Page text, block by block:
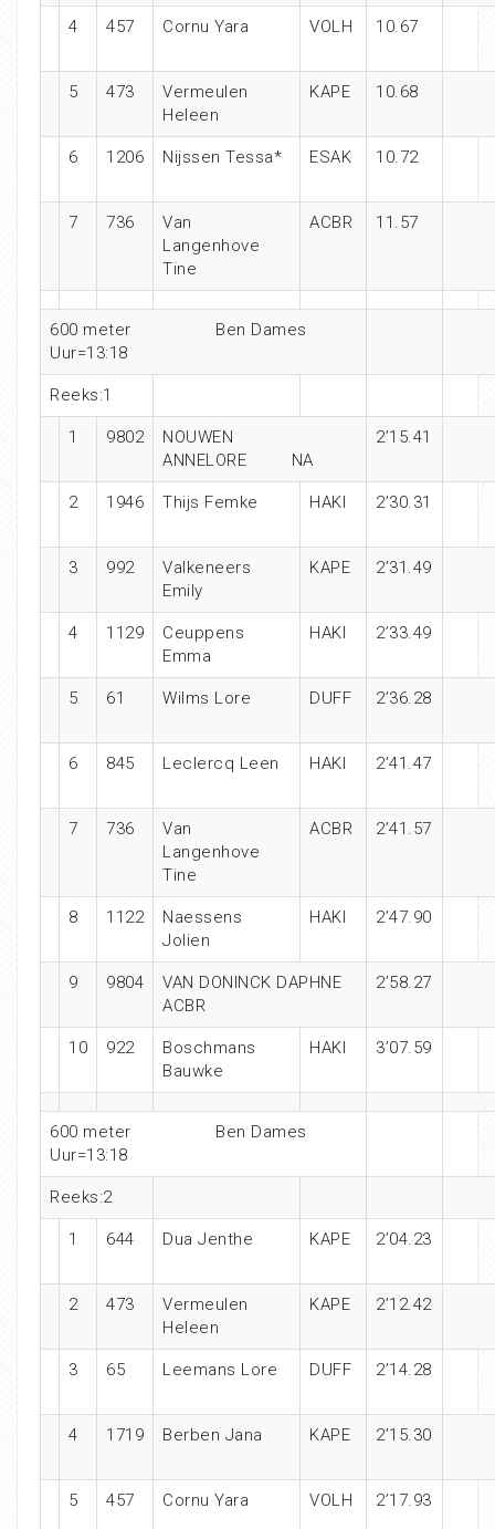
4 457 Cornu Yara VOLH 10.67
5 473
Vermeulen
Heleen
KAPE 10.68
6 1206 Nijssen Tessa* ESAK 10.72
7 736
Van
Langenhove
Tine
ACBR 11.57
600 meter Ben Dames
Uur=13:18
Reeks:1
1 9802
NOUWEN
ANNELORE NA
2’15.41
2 1946 Thijs Femke HAKI 2’30.31
3 992
Valkeneers
Emily
KAPE 2’31.49
4 1129
Ceuppens
Emma
HAKI 2’33.49
5 61 Wilms Lore DUFF 2’36.28
6 845 Leclercq Leen HAKI 2’41.47
7 736
Van
Langenhove
Tine
ACBR 2’41.57
8 1122
Naessens
Jolien
HAKI 2’47.90
9 9804
VAN DONINCK DAPHNE
ACBR
2’58.27
10 922
Boschmans
Bauwke
HAKI 3’07.59
600 meter Ben Dames
Uur=13:18
Reeks:2
1 644 Dua Jenthe KAPE 2’04.23
2 473
Vermeulen
Heleen
KAPE 2’12.42
3 65 Leemans Lore DUFF 2’14.28
4 1719 Berben Jana KAPE 2’15.30
5 457 Cornu Yara VOLH 2’17.93